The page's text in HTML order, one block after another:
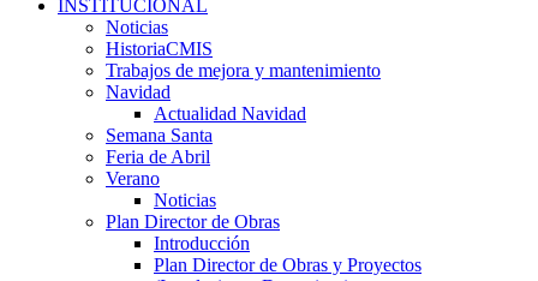
INSTITUCIONAL
Noticias
HistoriaCMIS
Trabajos de mejora y mantenimiento
Navidad
Actualidad Navidad
Semana Santa
Feria de Abril
Verano
Noticias
Plan Director de Obras
Introducción
Plan Director de Obras y Proyectos